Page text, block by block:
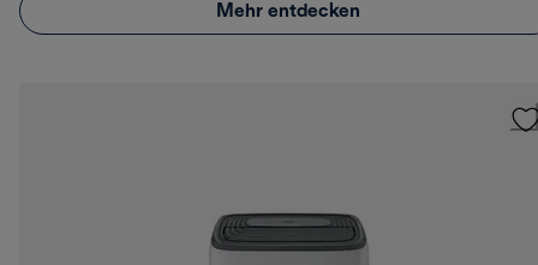
Mehr entdecken